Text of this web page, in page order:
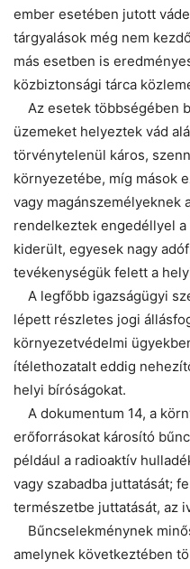
ember esetében jutott
tárgyalások még nem
más esetben is
közbiztonsági tárca
Az esetek többségében
üzemeket helyeztek vád
törvénytelenül káros,
környezetébe, míg mások
vagy magánszemélyeknek
rendelkeztek engedéllyel
kiderült, egyesek nagy
tevékenységük felett a
A legfőbb igazságügyi
lépett részletes jogi
környezetvédelmi
ítélethozatalt eddig
helyi bíróságokat.
A dokumentum 14, a
erőforrásokat károsító
például a radioaktív
vagy szabadba juttatását;
természetbe juttatását, az
Bűncselekménynek
amelynek következtében
Chat
Helló! Miben segíthetek ma?